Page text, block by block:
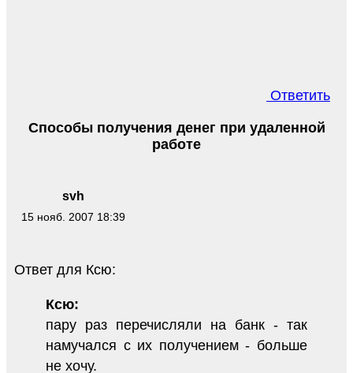
Ответить
svh
15 нояб. 2007 18:39
Способы получения денег при удаленной
работе
Ответ для Ксю:
Ксю:
пару раз перечисляли на банк - так
намучался с их получением - больше
не хочу.